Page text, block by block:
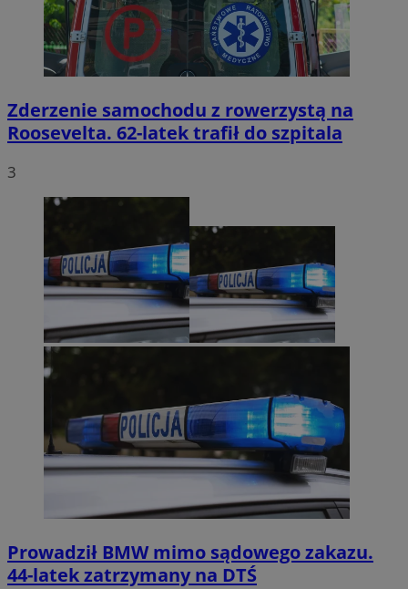
Zderzenie samochodu z rowerzystą na
Roosevelta. 62-latek trafił do szpitala
3
Prowadził BMW mimo sądowego zakazu.
44-latek zatrzymany na DTŚ